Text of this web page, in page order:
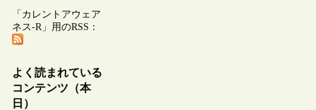
「カレントアウェア
ネス-R」用のRSS：
よく読まれている
コンテンツ（本
日）